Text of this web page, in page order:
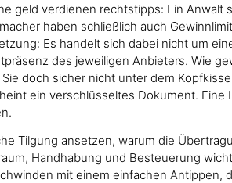
geld verdienen rechtstipps: Ein Anwalt
haben schließlich auch
Es handelt sich dabei nicht um
des jeweiligen Anbieters. Wie
doch sicher nicht unter dem
ein verschlüsseltes Dokument. Eine
Tilgung ansetzen, warum die
Handhabung und Besteuerung
mit einem einfachen Antippen,